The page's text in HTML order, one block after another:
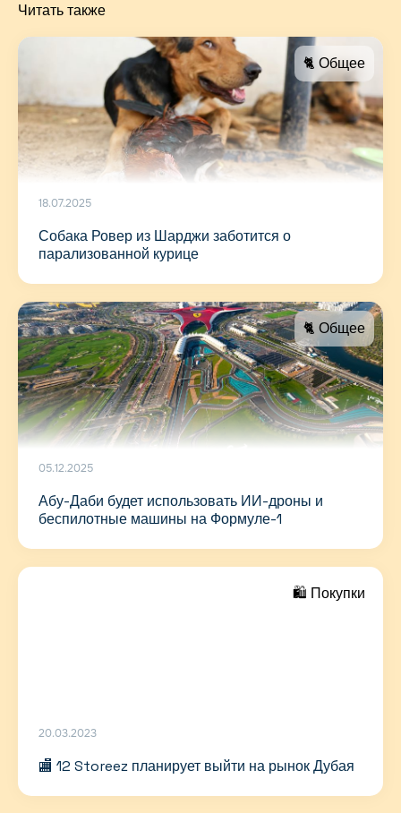
Читать также
🐈 Общее
18.07.2025
Собака Ровер из Шарджи заботится о
парализованной курице
🐈 Общее
05.12.2025
Абу-Даби будет использовать ИИ-дроны и
беспилотные машины на Формуле-1
🛍 Покупки
20.03.2023
🏬 12 Storeez планирует выйти на рынок Дубая